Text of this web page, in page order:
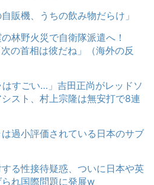
販機、うちの飲み物だらけ」
林野火災で自衛隊派遣へ！
の首相は彼だね」（海外の反
すごい…」吉田正尚がレッドソ
スト、村上宗隆は無安打で8連
は過小評価されている日本のサブ
る性接待疑惑、ついに日本や英
れ国際問題に発展w